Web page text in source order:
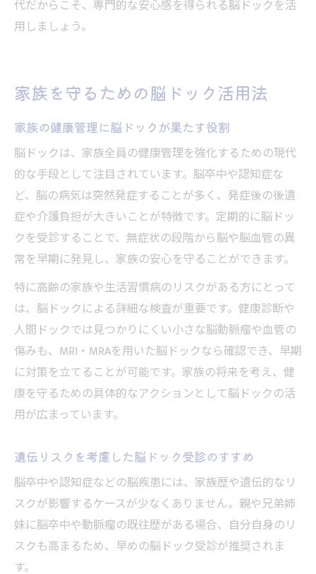
代だからこそ、専門的な安心感を得られる脳ドックを活
用しましょう。
家族を守るための脳ドック活用法
家族の健康管理に脳ドックが果たす役割
脳ドックは、家族全員の健康管理を強化するための現代
的な手段として注目されています。脳卒中や認知症な
ど、脳の病気は突然発症することが多く、発症後の後遺
症や介護負担が大きいことが特徴です。定期的に脳ドッ
クを受診することで、無症状の段階から脳や脳血管の異
常を早期に発見し、家族の安心を守ることができます。
特に高齢の家族や生活習慣病のリスクがある方にとって
は、脳ドックによる詳細な検査が重要です。健康診断や
人間ドックでは見つかりにくい小さな脳動脈瘤や血管の
傷みも、MRI・MRAを用いた脳ドックなら確認でき、早期
に対策を立てることが可能です。家族の将来を考え、健
康を守るための具体的なアクションとして脳ドックの活
用が広まっています。
遺伝リスクを考慮した脳ドック受診のすすめ
脳卒中や認知症などの脳疾患には、家族歴や遺伝的なリ
スクが影響するケースが少なくありません。親や兄弟姉
妹に脳卒中や動脈瘤の既往歴がある場合、自分自身のリ
スクも高まるため、早めの脳ドック受診が推奨されま
す。